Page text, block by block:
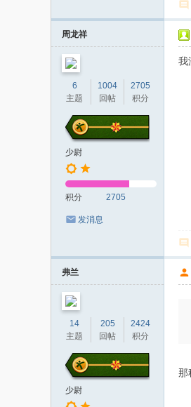
周龙祥
6
主题
1004
回帖
2705
积分
少尉
积分 2705
发消息
我
弗兰
14
主题
205
回帖
2424
积分
少尉
那